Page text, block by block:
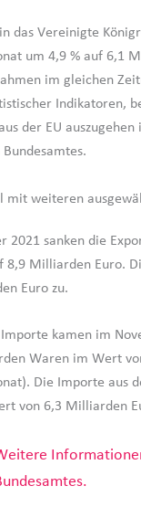
das Vereinigte
um 4,9 % auf 6,1
im gleichen
Indikatoren,
der EU
mit weiteren
2021 sanken die
8,9 Milliarden Euro.
Euro zu.
kamen im
Waren im Wert
Die Importe aus
von 6,3 Milliarden